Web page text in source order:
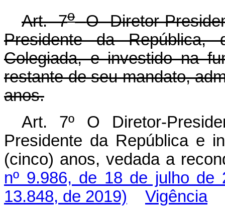
Art. 7o
O Diretor-
Presidente da República,
Colegiada, e investido na
restante de seu mandato,
anos.
Art. 7º O Diretor-
Presidente da República e
(cinco) anos, vedada a
nº 9.986, de 18 de julho de
13.848, de 2019)
Vigência